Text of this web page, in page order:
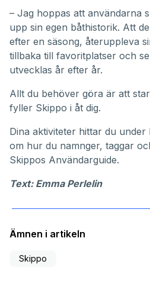
– Jag hoppas att användarna
upp sin egen båthistorik. Att
efter en säsong, återuppleva
tillbaka till favoritplatser och
utvecklas år efter år.
Allt du behöver göra är att
fyller Skippo i åt dig.
Dina aktiviteter hittar du under
om hur du namnger, taggar
Skippos Användarguide.
Text: Emma Perlelin
Ämnen i artikeln
Skippo